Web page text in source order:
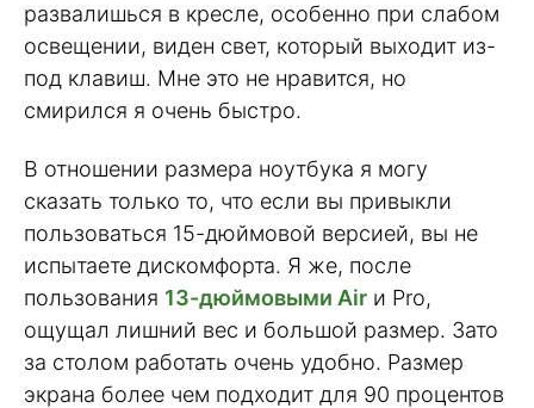
развалишься в кресле, особенно при слабом
освещении, виден свет, который выходит из-
под клавиш. Мне это не нравится, но
смирился я очень быстро.
В отношении размера ноутбука я могу
сказать только то, что если вы привыкли
пользоваться 15-дюймовой версией, вы не
испытаете дискомфорта. Я же, после
пользования 13-дюймовыми Air и Pro,
ощущал лишний вес и большой размер. Зато
за столом работать очень удобно. Размер
экрана более чем подходит для 90 процентов